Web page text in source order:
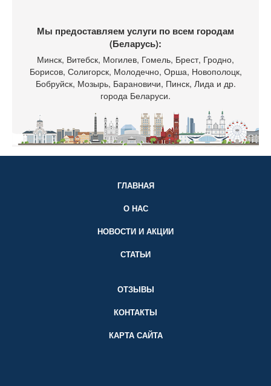
Мы предоставляем услуги по всем городам
(Беларусь):
Минск, Витебск, Могилев, Гомель, Брест, Гродно,
Борисов, Солигорск, Молодечно, Орша, Новополоцк,
Бобруйск, Мозырь, Барановичи, Пинск, Лида и др.
города Беларуси.
ГЛАВНАЯ
О НАС
НОВОСТИ И АКЦИИ
СТАТЬИ
ОТЗЫВЫ
КОНТАКТЫ
КАРТА САЙТА